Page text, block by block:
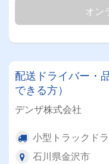
オン
配送ドライバー・
できる方）
デンザ株式会社
小型トラックド
石川県金沢市